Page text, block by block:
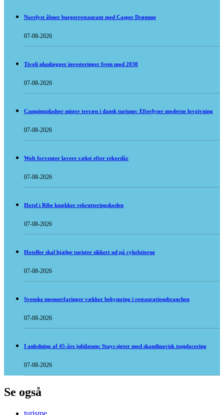
Norrlyst åbner burgerrestaurant med Casper Drømme
07-08-2026
Tivoli planlægger investeringer frem mod 2030
07-08-2026
Campingpladser mister terræn i dansk turisme: Efterlyser moderne lovgivning
07-08-2026
Wolt forventer lavere vækst efter rekordår
07-08-2026
Hotel i Ribe knækker rekrutteringskoden
07-08-2026
Hoteller skal hjælpe turister sikkert ud på cykelstierne
07-08-2026
Svenske momserfaringer vækker bekymring i restaurationsbranchen
07-08-2026
I anledning af 45-års jubilæum: Stays sigter mod skandinavisk topplacering
07-08-2026
Se også
turisme